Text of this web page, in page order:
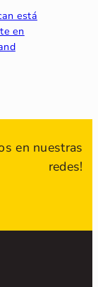
está
en
en nuestras
redes!